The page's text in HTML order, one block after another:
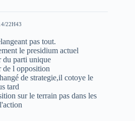
22H43
pas tout.
le presidium actuel
du parti unique
de l opposition
de strategie,il cotoye le
tard
sur le terrain pas dans les